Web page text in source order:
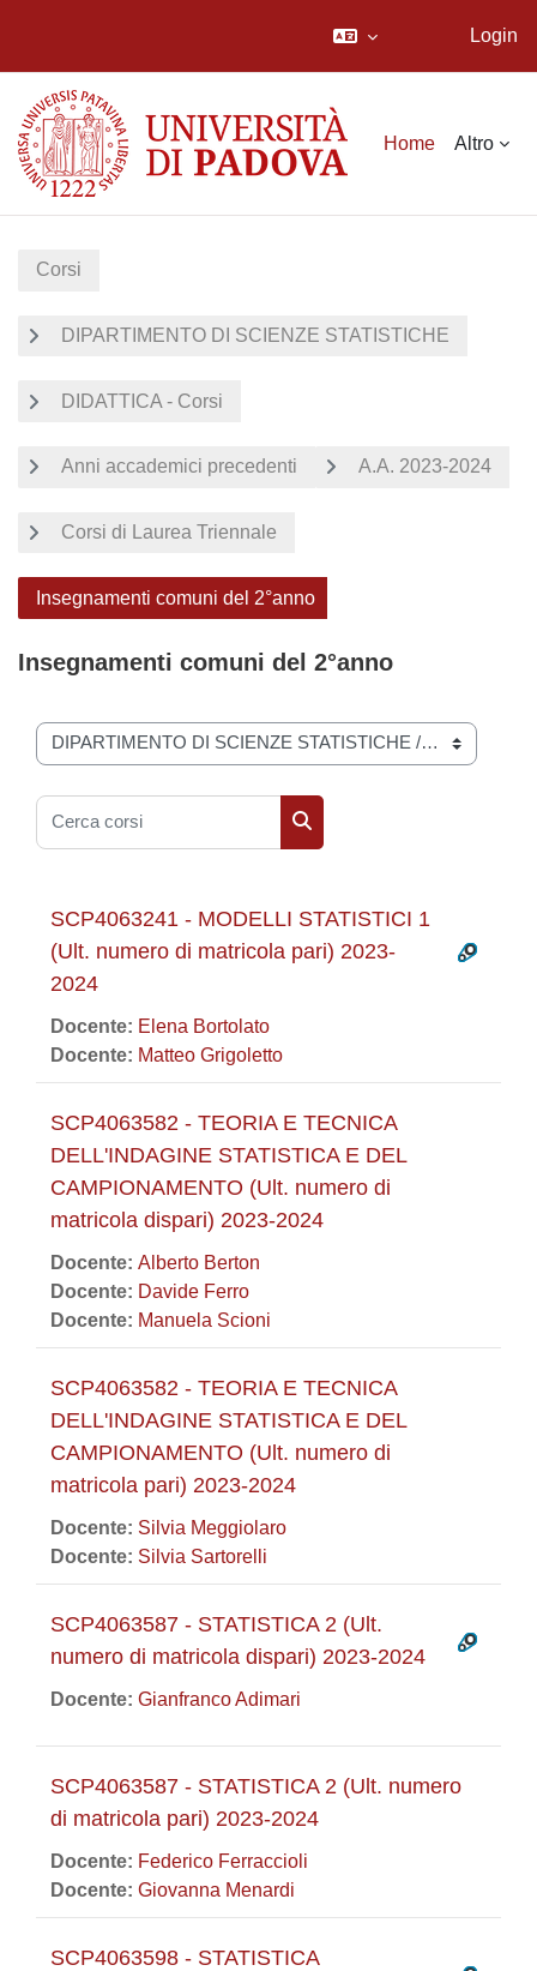
Login
Home Altro
Corsi
DIPARTIMENTO DI SCIENZE STATISTICHE
DIDATTICA - Corsi
Anni accademici precedenti A.A. 2023-2024
Corsi di Laurea Triennale
Insegnamenti comuni del 2°anno
Insegnamenti comuni del 2°anno
Categorie di corso
Cerca corsi
Cerca corsi
SCP4063241 - MODELLI STATISTICI 1
(Ult. numero di matricola pari) 2023-
2024
Docente: Elena Bortolato
Docente: Matteo Grigoletto
SCP4063582 - TEORIA E TECNICA
DELL'INDAGINE STATISTICA E DEL
CAMPIONAMENTO (Ult. numero di
matricola dispari) 2023-2024
Docente: Alberto Berton
Docente: Davide Ferro
Docente: Manuela Scioni
SCP4063582 - TEORIA E TECNICA
DELL'INDAGINE STATISTICA E DEL
CAMPIONAMENTO (Ult. numero di
matricola pari) 2023-2024
Docente: Silvia Meggiolaro
Docente: Silvia Sartorelli
SCP4063587 - STATISTICA 2 (Ult.
numero di matricola dispari) 2023-2024
Docente: Gianfranco Adimari
SCP4063587 - STATISTICA 2 (Ult. numero
di matricola pari) 2023-2024
Docente: Federico Ferraccioli
Docente: Giovanna Menardi
SCP4063598 - STATISTICA